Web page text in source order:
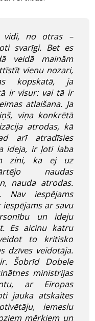
vidi, no otras –
svarīgi. Bet es
veidā mainām
vienu nozari,
kopskatā, ja
ir visur: vai tā ir
atlaišana. Ja
viņa konkrētā
atrodas, kā
arī atradīsies
ideja, ir ļoti laba
zini, ka ej uz
naudas
nauda atrodas.
iespējams
ar savu
un ideju
Es aicinu katru
to kritisko
dzīves veidotāja.
Šobrīd Dobele
ministrijas
ar Eiropas
jauka atskaites
iemeslu
mērķiem un